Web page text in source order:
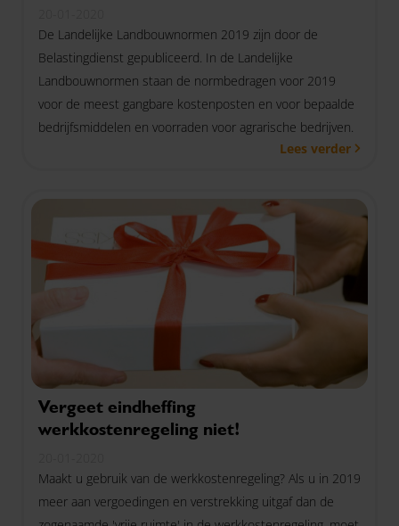
De Landelijke Landbouwnormen 2019 zijn door de
Belastingdienst gepubliceerd. In de Landelijke
Landbouwnormen staan de normbedragen voor 2019
voor de meest gangbare kostenposten en voor bepaalde
bedrijfsmiddelen en voorraden voor agrarische bedrijven.
Lees verder
Vergeet eindheffing
werkkostenregeling niet!
Maakt u gebruik van de werkkostenregeling? Als u in 2019
meer aan vergoedingen en verstrekking uitgaf dan de